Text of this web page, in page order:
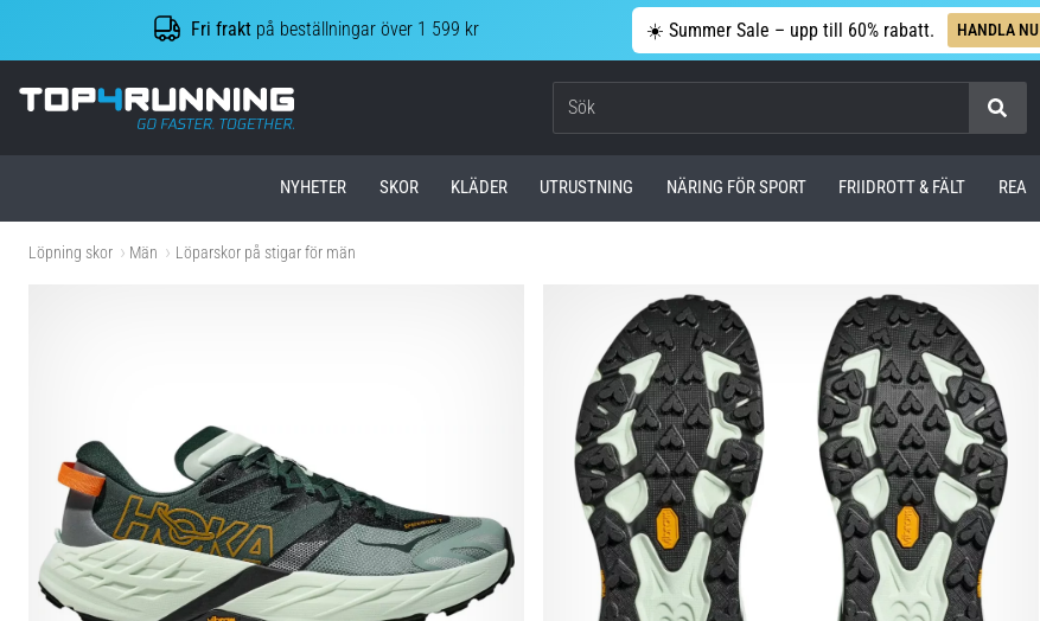
Fri frakt på beställningar över 1 599 kr ☀️ Summer Sale – upp till 60% rabatt. HANDLA NU
Top4Running.se
NYHETER SKOR KLÄDER UTRUSTNING NÄRING FÖR SPORT FRIIDROTT & FÄLT REA
Löpning skor Män Löparskor på stigar för män